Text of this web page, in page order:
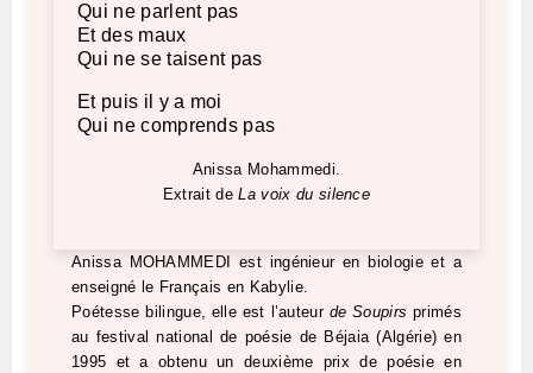
Qui ne parlent pas
Et des maux
Qui ne se taisent pas
Et puis il y a moi
Qui ne comprends pas
Anissa Mohammedi.
Extrait deLa voix du silence
Anissa MOHAMMEDI est ingénieur en biologie et a
enseigné le Français en Kabylie.
Poétesse bilingue, elle est l’auteur de Soupirs primés
au festival national de poésie de Béjaia (Algérie) en
1995 et a obtenu un deuxième prix de poésie en